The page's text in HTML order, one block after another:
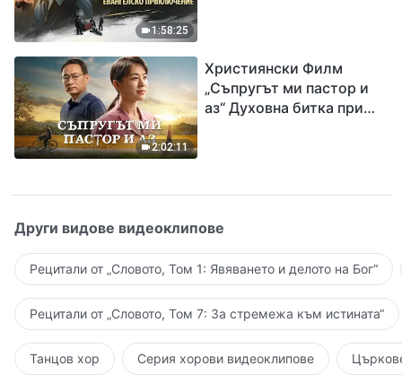
1:58:25
Исус
2:02:11
Християнски Филм
„Съпругът ми пастор и
аз“ Духовна битка при
Други видове видеоклипове
Рецитали от „Словото, Том 1: Явяването и делото на Бог“
Рецитали от „Словото, Том 7: За стремежа към истината“
Танцов хор Серия хорови видеоклипове